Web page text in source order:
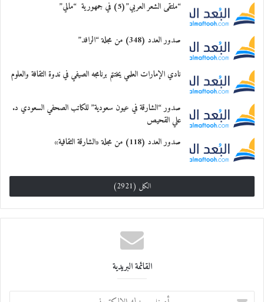
“ملتقى الشعر العربي”(5) في جمهورية “مالي”
صدور العدد (348) من مجلة “الرافد”
نادي الإمارات العلمي يختتم برنامجه الصيفي في ندوة الثقافة والعلوم
صدور “الشارقة في عيون سعودية” للكاتب الصحفي السعودي د.
علي القحيص
صدور العدد (118) من مجلة «الشارقة الثقافية»
الكل (2921)
القائمة البريدية